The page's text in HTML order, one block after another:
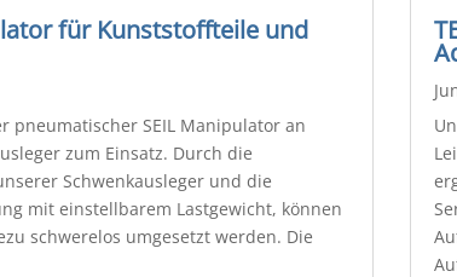
für Kunststoffteile und
pneumatischer SEIL Manipulator an
zum Einsatz. Durch die
Schwenkausleger und die
mit einstellbarem Lastgewicht, können
schwerelos umgesetzt werden. Die